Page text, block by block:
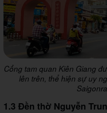
Cổng tam quan Kiên Giang
lên trên, thể hiện sự uy
1.3 Đền thờ Nguyễn